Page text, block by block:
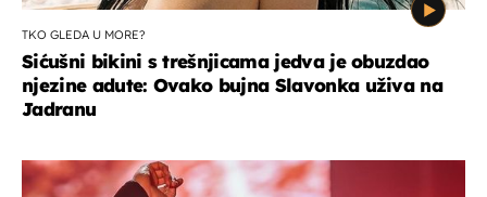
TKO GLEDA U MORE?
Sićušni bikini s trešnjicama jedva je obuzdao
njezine adute: Ovako bujna Slavonka uživa na
Jadranu